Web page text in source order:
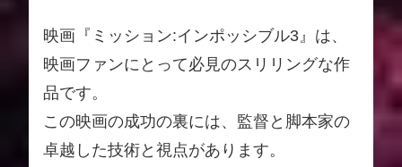
映画『ミッション:インポッシブル3』は、
映画ファンにとって必見のスリリングな作
品です。
この映画の成功の裏には、監督と脚本家の
卓越した技術と視点があります。